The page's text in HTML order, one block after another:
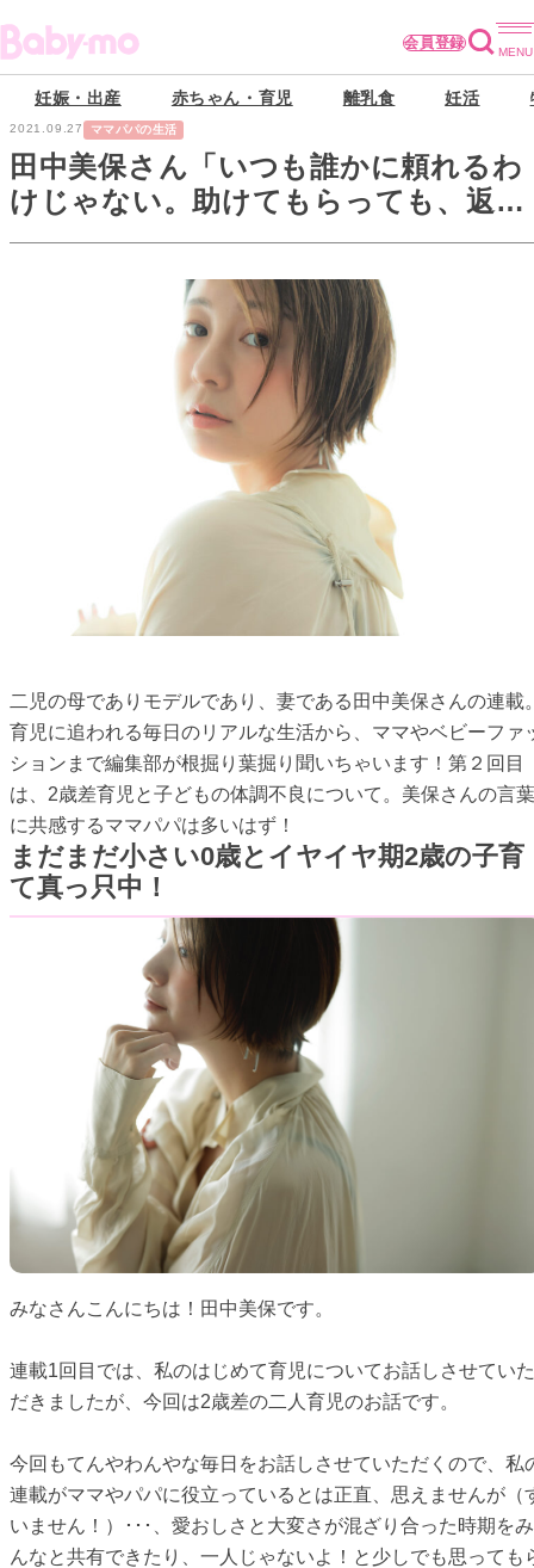
会員登録
妊娠・出産 赤ちゃん・育児 離乳食 妊活
2021.09.27 ママパパの生活
田中美保さん「いつも誰かに頼れるわ
けじゃない。助けてもらっても、返せ
るものが何もない･･･。と思っていた
二児の母でありモデルであり、妻である田中美保さんの連載
育児に追われる毎日のリアルな生活から、ママやベビーファ
ションまで編集部が根掘り葉掘り聞いちゃいます！第２回目
は、2歳差育児と子どもの体調不良について。美保さんの言葉
に共感するママパパは多いはず！
まだまだ小さい0歳とイヤイヤ期2歳の子育
て真っ只中！
みなさんこんにちは！田中美保です。
連載1回目では、私のはじめて育児についてお話しさせていた
だきましたが、今回は2歳差の二人育児のお話です。
今回もてんやわんやな毎日をお話しさせていただくので、私
連載がママやパパに役立っているとは正直、思えませんが（
いません！）･･･、愛おしさと大変さが混ざり合った時期をみ
んなと共有できたり、一人じゃないよ！と少しでも思っても